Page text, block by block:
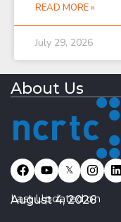
READ MORE »
July 29, 2026
About Us
𝕏
Last Updated on
August 4, 2026